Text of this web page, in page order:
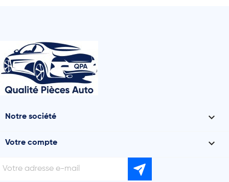
Notre société 
Votre compte 